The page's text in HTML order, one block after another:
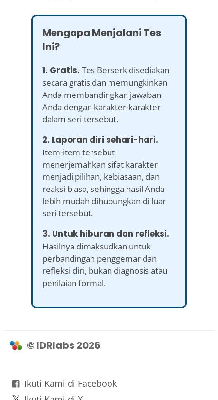
Mengapa Menjalani Tes
Ini?
1. Gratis. Tes Berserk disediakan
secara gratis dan memungkinkan
Anda membandingkan jawaban
Anda dengan karakter-karakter
dalam seri tersebut.
2. Laporan diri sehari-hari.
Item-item tersebut
menerjemahkan sifat karakter
menjadi pilihan, kebiasaan, dan
reaksi biasa, sehingga hasil Anda
lebih mudah dihubungkan di luar
seri tersebut.
3. Untuk hiburan dan refleksi.
Hasilnya dimaksudkan untuk
perbandingan penggemar dan
refleksi diri, bukan diagnosis atau
penilaian formal.
© IDRlabs 2026
Ikuti Kami di Facebook